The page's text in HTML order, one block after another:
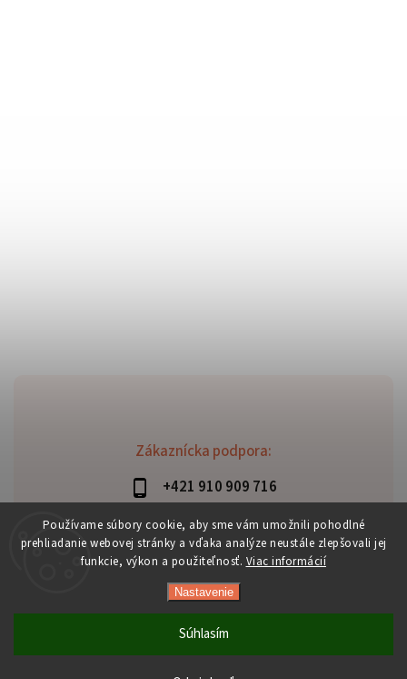
Používame súbory cookie, aby sme vám umožnili pohodlné
prehliadanie webovej stránky a vďaka analýze neustále zlepšovali jej
funkcie, výkon a použiteľnosť. Viac informácií
Nastavenie
Súhlasím
Zákaznícka podpora:
+421 910 909 716
lubomir.haraus@alterbike.sk
Copyright 2026
Shoptet | Design